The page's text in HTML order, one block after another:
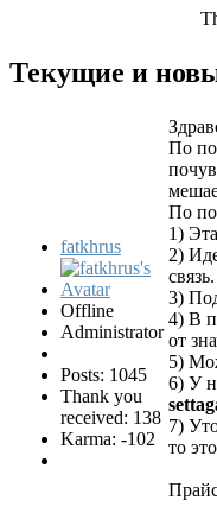
Текущие и
fatkhrus
Offline
Administrator
Posts: 1045
Thank you
received: 138
Karma: -102
По
По
1)
2)
3)
4) В
от
5)
6) У
7)
то